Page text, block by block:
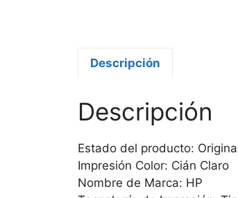
Descripción
Descripción
Estado del producto:
Impresión Color: Cián Claro
Nombre de Marca: HP